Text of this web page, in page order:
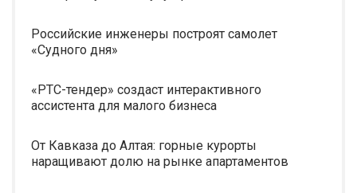
Российские инженеры построят самолет
«Судного дня»
«РТС-тендер» создаст интерактивного
ассистента для малого бизнеса
От Кавказа до Алтая: горные курорты
наращивают долю на рынке апартаментов